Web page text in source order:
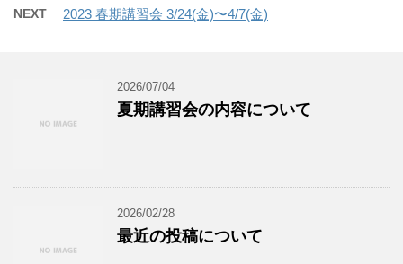
NEXT 2023 春期講習会 3/24(金)〜4/7(金)
2026/07/04
夏期講習会の内容について
2026/02/28
最近の投稿について